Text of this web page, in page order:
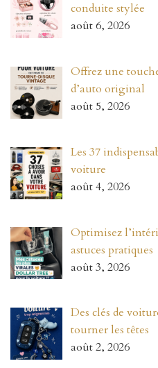
conduite stylée
août 6, 2026
Offrez une
d’auto original
août 5, 2026
Les 37
voiture
août 4, 2026
Optimisez
astuces pratiques
août 3, 2026
Des clés de
tourner les têtes
août 2, 2026